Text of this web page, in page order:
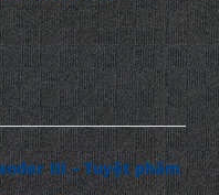
III – Tuyệt phẩm